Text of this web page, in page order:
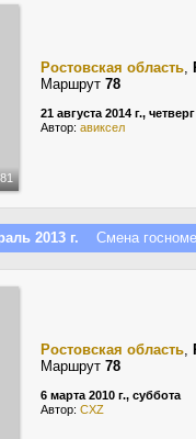
Ростовская область,
Маршрут 78
21 августа 2014 г., четверг
Автор: авиксел
2013 г. Смена
Ростовская область,
Маршрут 78
6 марта 2010 г., суббота
Автор: CXZ